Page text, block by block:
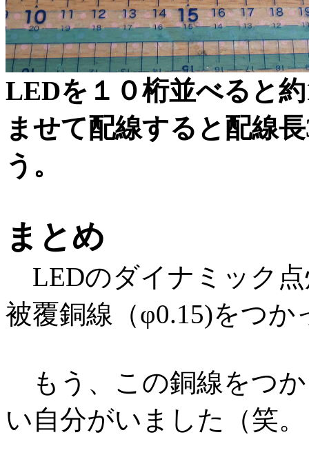
LEDを１０桁並べると
ませて配線すると配線
う。
まとめ
LEDのダイナミック
被覆銅線（φ0.15)をつ
もう、この銅線をつ
い自分がいました（笑。